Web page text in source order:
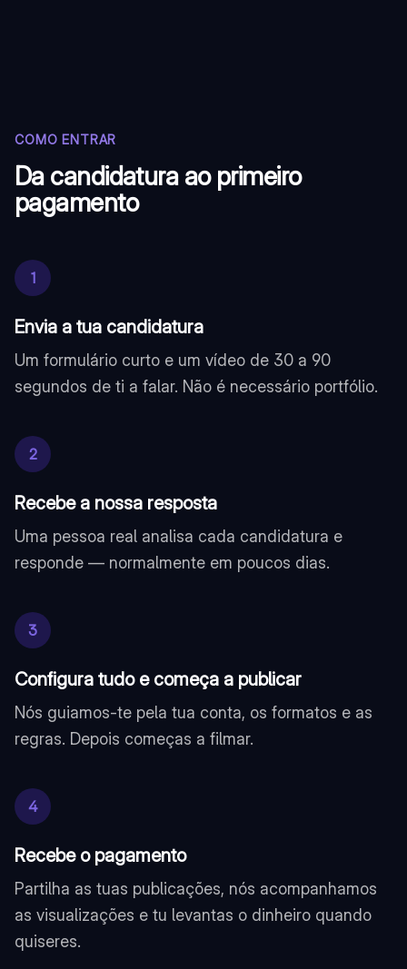
COMO ENTRAR
Da candidatura ao primeiro
pagamento
1
Envia a tua candidatura
Um formulário curto e um vídeo de 30 a 90
segundos de ti a falar. Não é necessário portfólio.
2
Recebe a nossa resposta
Uma pessoa real analisa cada candidatura e
responde — normalmente em poucos dias.
3
Configura tudo e começa a publicar
Nós guiamos-te pela tua conta, os formatos e as
regras. Depois começas a filmar.
4
Recebe o pagamento
Partilha as tuas publicações, nós acompanhamos
as visualizações e tu levantas o dinheiro quando
quiseres.